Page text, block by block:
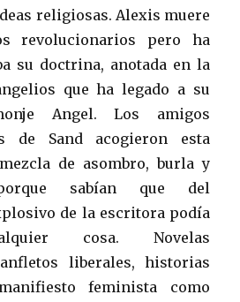
religiosas. Alexis muere
revolucionarios pero ha
su doctrina, anotada en la
que ha legado a su
Angel. Los amigos
de Sand acogieron esta
de asombro, burla y
porque sabían que del
de la escritora podía
cosa. Novelas
liberales, historias
feminista como